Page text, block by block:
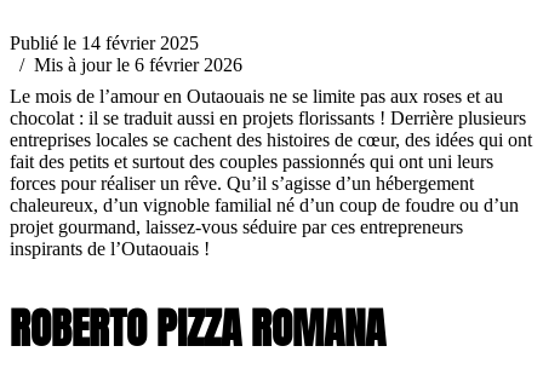
Publié le 14 février 2025
/ Mis à jour le 6 février 2026
Le mois de l’amour en Outaouais ne se limite pas aux roses et au
chocolat : il se traduit aussi en projets florissants ! Derrière plusieurs
entreprises locales se cachent des histoires de cœur, des idées qui ont
fait des petits et surtout des couples passionnés qui ont uni leurs
forces pour réaliser un rêve. Qu’il s’agisse d’un hébergement
chaleureux, d’un vignoble familial né d’un coup de foudre ou d’un
projet gourmand, laissez-vous séduire par ces entrepreneurs
inspirants de l’Outaouais !
ROBERTO PIZZA ROMANA